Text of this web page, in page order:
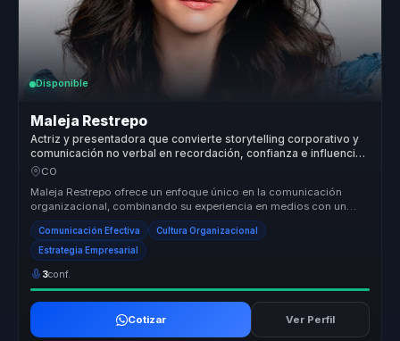
Disponible
Maleja Restrepo
Actriz y presentadora que convierte storytelling corporativo y
comunicación no verbal en recordación, confianza e influencia
para equipos.
CO
Maleja Restrepo ofrece un enfoque único en la comunicación
organizacional, combinando su experiencia en medios con un
rigor periodístico ...
Comunicación Efectiva Cultura Organizacional
Estrategia Empresarial
3conf.
Cotizar Ver Perfil